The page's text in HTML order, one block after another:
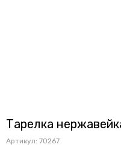
Тарелка
Артикул: 70267